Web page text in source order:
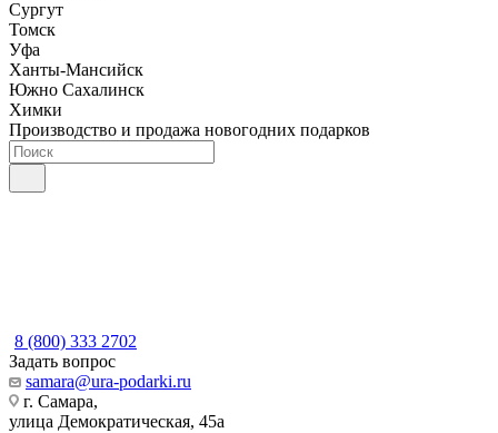
Сургут
Томск
Уфа
Ханты-Мансийск
Южно Сахалинск
Химки
Производство и продажа новогодних подарков
8 (800) 333 2702
Задать вопрос
samara@ura-podarki.ru
г. Самара,
улица Демократическая, 45а